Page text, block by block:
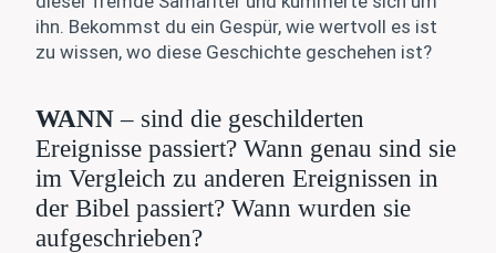
ihn. Bekommst du ein Gespür, wie wertvoll es ist
zu wissen, wo diese Geschichte geschehen ist?
WANN– sind die geschilderten
Ereignisse passiert? Wann genau sind sie
im Vergleich zu anderen Ereignissen in
der Bibel passiert? Wann wurden sie
aufgeschrieben?